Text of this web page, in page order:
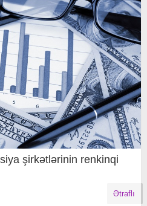
şirkətlərinin renkinqi
Ətraflı